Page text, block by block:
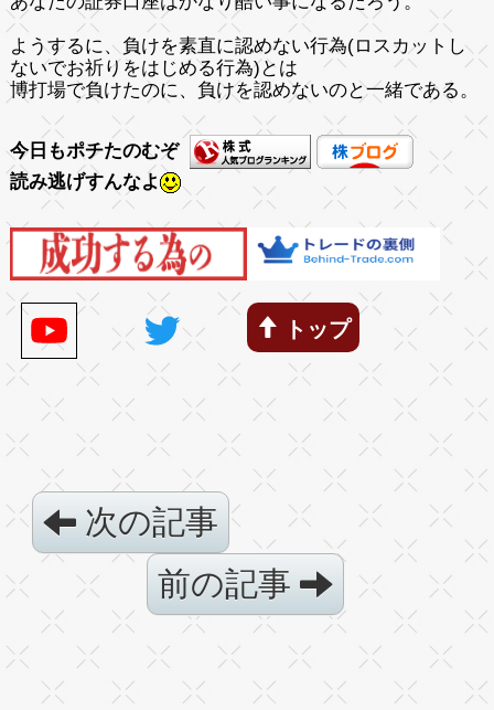
ようするに、負けを素直に認めない行為(ロスカットし
ないでお祈りをはじめる行為)とは
博打場で負けたのに、負けを認めないのと一緒である。
今日もポチたのむぞ
読み逃げすんなよ
トップ
次の記事
前の記事